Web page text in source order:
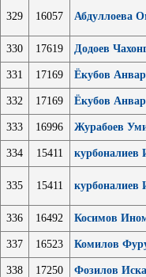
329 16057 Абдуллоева
330 17619 Додоев
331 17169 Ёкубов
332 17169 Ёкубов
333 16996 Журабоев
334 15411 курбоналиев
335 15411 курбоналиев
336 16492 Косимов
337 16523 Комилов
338 17250 Фозилов